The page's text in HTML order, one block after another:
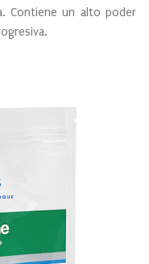
Contiene un alto poder